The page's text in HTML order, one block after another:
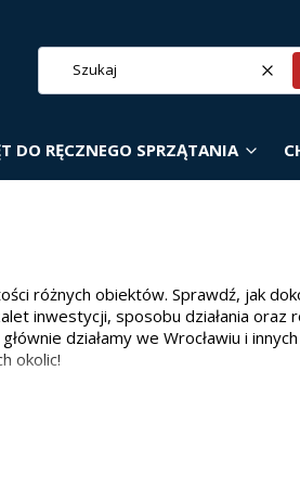
DO RĘCZNEGO SPRZĄTANIA
różnych obiektów. Sprawdź, jak
inwestycji, sposobu działania oraz
działamy we Wrocławiu i
okolic!
od powierzchni
powierzchni: